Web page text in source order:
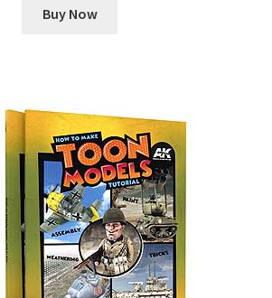
Buy Now